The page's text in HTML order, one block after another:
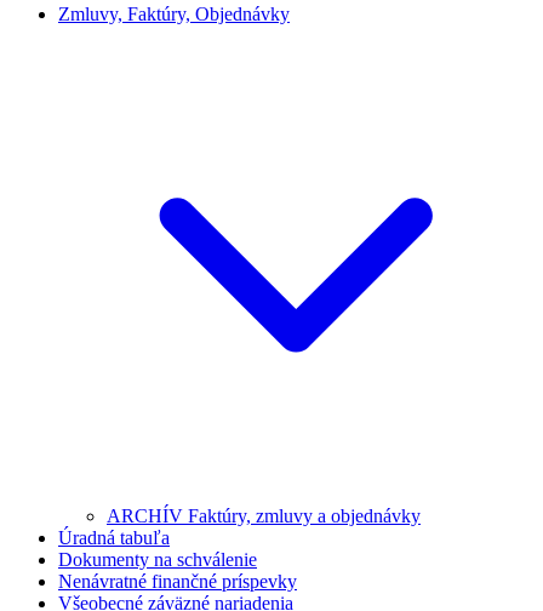
Zmluvy, Faktúry, Objednávky
ARCHÍV Faktúry, zmluvy a objednávky
Úradná tabuľa
Dokumenty na schválenie
Nenávratné finančné príspevky
Všeobecné záväzné nariadenia